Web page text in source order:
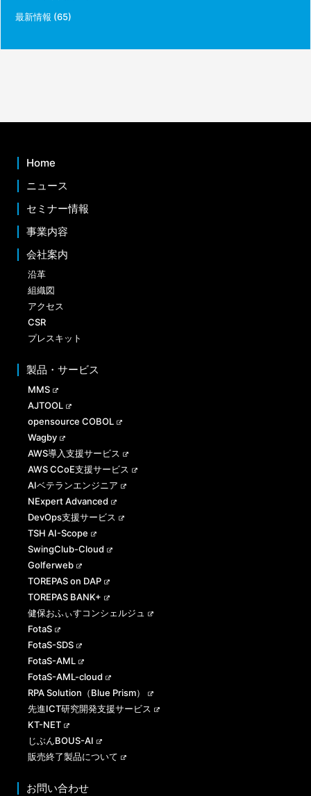
最新情報 (65)
Home
ニュース
セミナー情報
事業内容
会社案内
沿革
組織図
アクセス
CSR
プレスキット
製品・サービス
MMS
AJTOOL
opensource COBOL
Wagby
AWS導入支援サービス
AWS CCoE支援サービス
AIベテランエンジニア
NExpert Advanced
DevOps支援サービス
TSH AI-Scope
SwingClub-Cloud
Golferweb
TOREPAS on DAP
TOREPAS BANK+
健保おふぃすコンシェルジュ
FotaS
FotaS-SDS
FotaS-AML
FotaS-AML-cloud
RPA Solution（Blue Prism）
先進ICT研究開発支援サービス
KT-NET
じぶんBOUS-AI
販売終了製品について
お問い合わせ